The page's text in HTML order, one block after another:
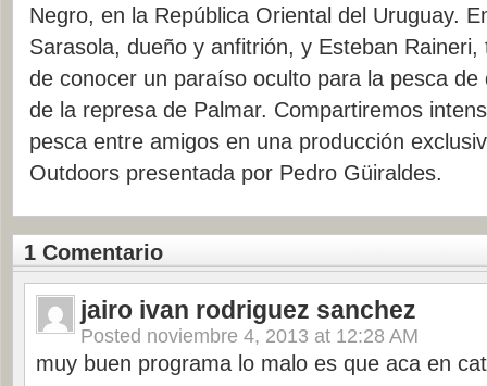
Negro, en la República Oriental del Uruguay.
Sarasola, dueño y anfitrión, y Esteban
de conocer un paraíso oculto para la pesca de
de la represa de Palmar. Compartiremos
pesca entre amigos en una producción
Outdoors presentada por Pedro Güiraldes.
1 Comentario
jairo ivan rodriguez sanchez
Posted noviembre 4, 2013 at 12:28 AM
muy buen programa lo malo es que aca en